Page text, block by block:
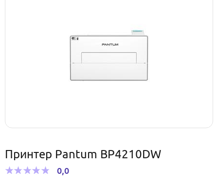
Принтер Pantum BP4210DW
0,0